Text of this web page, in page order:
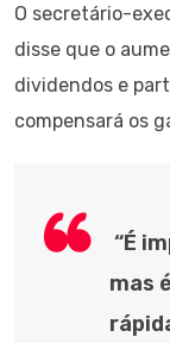
O secretário-
disse que o
dividendos e
compensará os
“É
mas